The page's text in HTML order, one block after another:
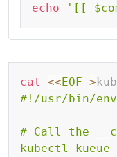
echo '[[
cat <<EOF >
#!/usr/bin/
# Call the
kubectl kueue